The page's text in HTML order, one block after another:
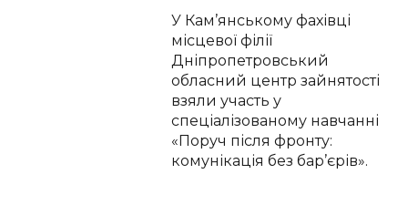
У Кам’янському фахівці
місцевої філії
Дніпропетровський
обласний центр зайнятості
взяли участь у
спеціалізованому навчанні
«Поруч після фронту:
комунікація без бар’єрів».